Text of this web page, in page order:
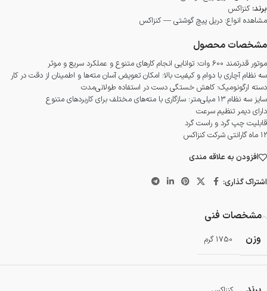
برند: کنزاکس
مشاهده انواع: دریل پیچ گوشتی — کنزاکس
مشخصات محصول
موتور قدرتمند 600 وات: توانایی انجام کارهای متنوع و عملکرد سریع و موثر
سه نظام آچاری با دوام و کیفیت بالا: امکان تعویض آسان مته‌ها و اطمینان از دقت در کار
دسته ارگونومیک: کاهش خستگی دست در استفاده طولانی‌مدت
سایز سه نظام 13 میلی‌متر: سازگاری با مته‌های مختلف برای کاربردهای متنوع
دارای دیمر تنظیم سرعت
قابلیت چپ گرد و راست گرد
12 ماه گارانتی شرکت کنزاکس
افزودن به علاقه مندی
اشتراک گذاری:
مشخصات فنی
وزن
1750 گرم